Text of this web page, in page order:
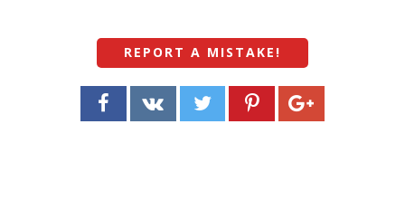
REPORT A MISTAKE !